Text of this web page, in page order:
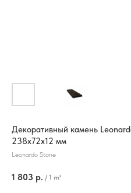
Декоративный камень
238х72х12 мм
Leonardo Stone
1 803 р. / 1 m²